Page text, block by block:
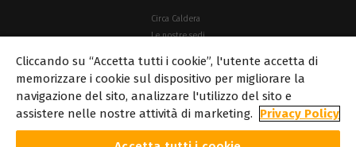
Circa Caldera
Le nostre sedi
Circa Dover
Carriera
Partner
caldera.com © 2026 — Tutti i diritti riservati. Tutti i marchi, i loghi e
i nomi commerciali citati in questo sito web sono di proprietà dei
Cliccando su “Accetta tutti i cookie”, l'utente accetta di
memorizzare i cookie sul dispositivo per migliorare la
navigazione del sito, analizzare l'utilizzo del sito e
assistere nelle nostre attività di marketing.
Privacy Policy